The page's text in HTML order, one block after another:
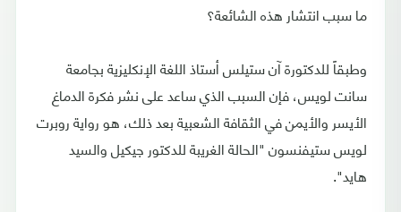
ما سبب انتشار هذه الشائعة؟
وطبقاً للدكتورة آن ستيلس أستاذ اللغة الإنكليزية بجامعة
سانت لويس، فإن السبب الذي ساعد على نشر فكرة الدماغ
الأيسر والأيمن في الثقافة الشعبية بعد ذلك، هو رواية روبرت
لويس ستيفنسون "الحالة الغريبة للدكتور جيكيل والسيد
هايد".